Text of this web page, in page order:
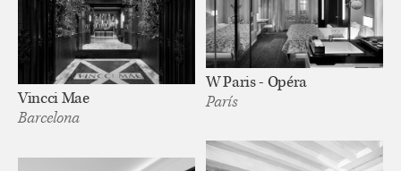
W Paris - Opéra
París
Vincci Mae
Barcelona